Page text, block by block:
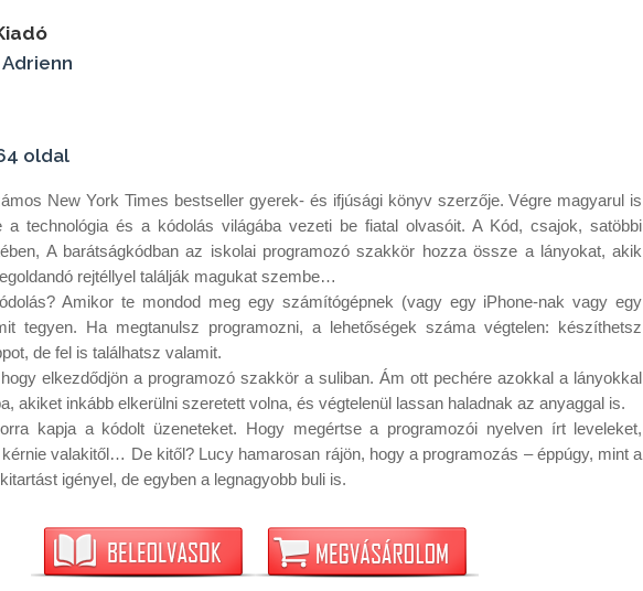
oldal
New York Times bestseller gyerek- és ifjúsági könyv szerzője. Végre magyarul is
a technológia és a kódolás világába vezeti be fiatal olvasóit. A Kód, csajok, satöbbi
A barátságkódban az iskolai programozó szakkör hozza össze a lányokat, akik
rejtéllyel találják magukat szembe…
Amikor te mondod meg egy számítógépnek (vagy egy iPhone-nak vagy egy
tegyen. Ha megtanulsz programozni, a lehetőségek száma végtelen: készíthetsz
de fel is találhatsz valamit.
hogy elkezdődjön a programozó szakkör a suliban. Ám ott pechére azokkal a lányokkal
akiket inkább elkerülni szeretett volna, és végtelenül lassan haladnak az anyaggal is.
kapja a kódolt üzeneteket. Hogy megértse a programozói nyelven írt leveleket,
valakitől… De kitől? Lucy hamarosan rájön, hogy a programozás – éppúgy, mint a
igényel, de egyben a legnagyobb buli is.